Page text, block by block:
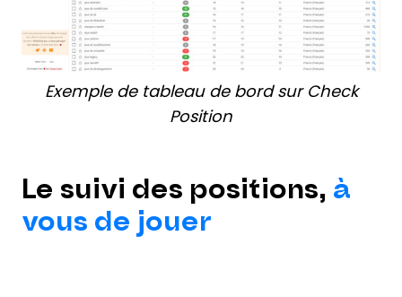
Exemple de tableau de bord sur Check
Position
Le suivi des positions, à
vous de jouer